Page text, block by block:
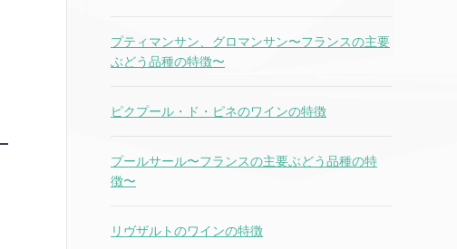
プティマンサン、グロマンサン〜フランスの主要
ぶどう品種の特徴〜
ピクプール・ド・ピネのワインの特徴
プールサール〜フランスの主要ぶどう品種の特
徴〜
リヴザルトのワインの特徴